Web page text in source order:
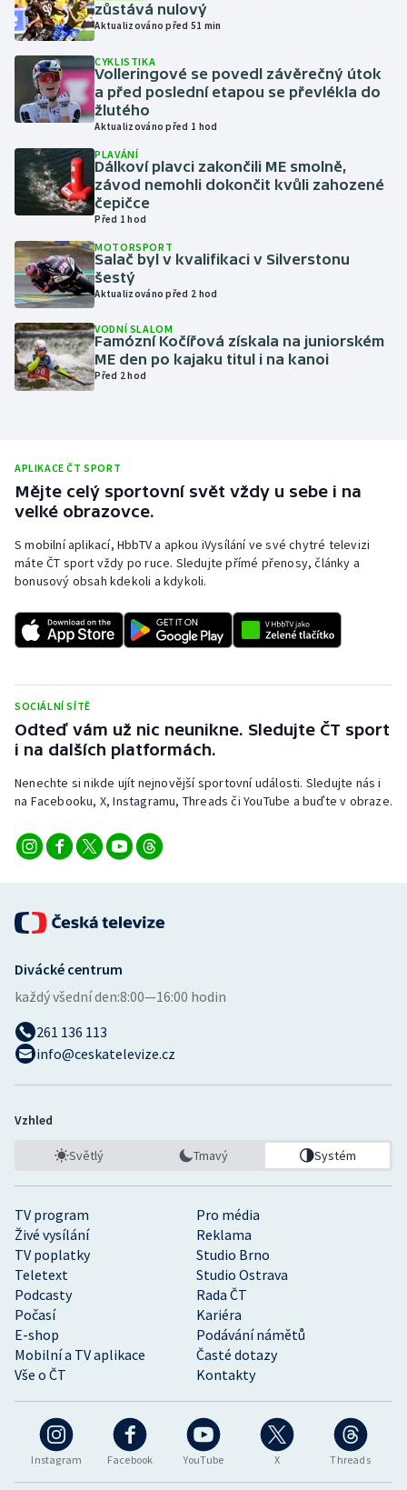
Judo
Krasobruslení
Lezení
Lyže a snowboard
Moderní pětiboj
Motorsport
Olympijské hry
Parasport
Plavání
Ragby
Rychlobruslení
Rychlostní kanoistika
Sportovní střelba
Stolní tenis
Triatlon
Veslování
Volejbal
zůstává nulový
Aktualizováno před 51 min
CYKLISTIKA
Volleringové se povedl závěrečný útok
a před poslední etapou se převlékla do
žlutého
Aktualizováno před 1 hod
PLAVÁNÍ
Dálkoví plavci zakončili ME smolně,
závod nemohli dokončit kvůli zahozené
čepičce
Před 1 hod
MOTORSPORT
Salač byl v kvalifikaci v Silverstonu
šestý
Aktualizováno před 2 hod
VODNÍ SLALOM
Famózní Kočířová získala na juniorském
ME den po kajaku titul i na kanoi
Před 2 hod
APLIKACE ČT SPORT
Mějte celý sportovní svět vždy u sebe i na
velké obrazovce.
S mobilní aplikací, HbbTV a apkou iVysílání ve své chytré televizi
máte ČT sport vždy po ruce. Sledujte přímé přenosy, články a
bonusový obsah kdekoli a kdykoli.
SOCIÁLNÍ SÍTĚ
Odteď vám už nic neunikne. Sledujte ČT sport
i na dalších platformách.
Nenechte si nikde ujít nejnovější sportovní události. Sledujte nás i
na Facebooku, X, Instagramu, Threads či YouTube a buďte v obraze.
Instagram Facebook YouTube X Threads
TV program
Pro média
Živé vysílání
Reklama
TV poplatky
Studio Brno
Teletext
Studio Ostrava
Podcasty
Rada ČT
Počasí
Kariéra
E-shop
Podávání námětů
Mobilní a TV aplikace
Časté dotazy
Vše o ČT
Kontakty
Divácké centrum
každý všední den:8:00—16:00 hodin
261 136 113
info@ceskatelevize.cz
Vzhled
Světlý Tmavý Systém